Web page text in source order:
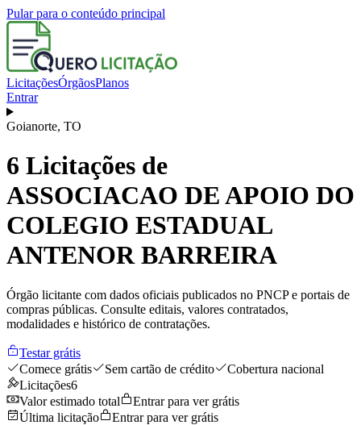
Pular para o conteúdo principal
LicitaçõesÓrgãosPlanos
Entrar
Goianorte, TO
6 Licitações de
ASSOCIACAO DE APOIO DO
COLEGIO ESTADUAL
ANTENOR BARREIRA
Órgão licitante com dados oficiais publicados no PNCP e portais de
compras públicas. Consulte editais, valores contratados,
modalidades e histórico de contratações.
Testar grátis
Comece grátis
Sem cartão de crédito
Cobertura nacional
Licitações6
Valor estimado total
Entrar para ver grátis
Última licitação
Entrar para ver grátis